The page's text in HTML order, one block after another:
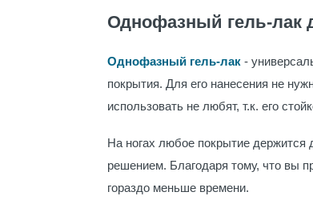
Однофазный гель-лак
Однофазный гель-лак -
покрытия. Для его нанесения не
использовать не любят, т.к. его
На ногах любое покрытие
решением. Благодаря тому, что вы
гораздо меньше времени.